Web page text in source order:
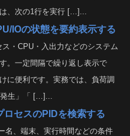
、次の1行を実行 […]...
IOの状態を要約表示する
・CPU・入出力などのシステム
。一定間隔で繰り返し表示で
に便利です。実務では、負荷調
生」「 […]...
セスのPIDを検索する
名、端末、実行時間などの条件